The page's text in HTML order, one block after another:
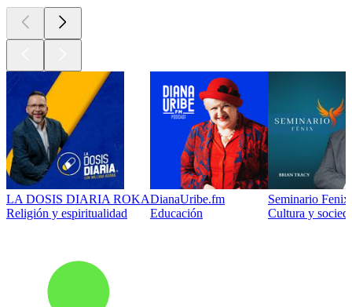
LA DOSIS DIARIA ROKA
Religión y espiritualidad
DianaUribe.fm
Educación
Seminario
Cultura y